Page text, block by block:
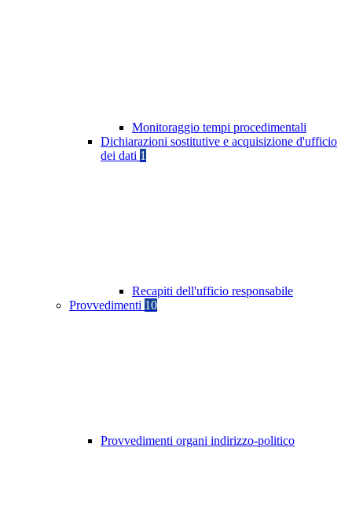
Monitoraggio tempi procedimentali
Dichiarazioni sostitutive e acquisizione d'ufficio
dei dati 1
Recapiti dell'ufficio responsabile
Provvedimenti 10
Provvedimenti organi indirizzo-politico